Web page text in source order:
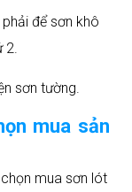
để sơn khô
2.
sơn tường.
mua sản
mua sơn lót